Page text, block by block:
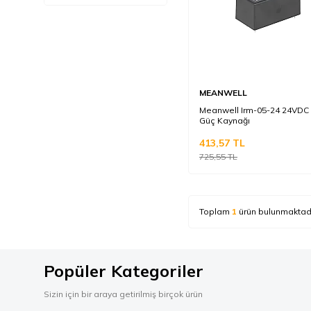
MEANWELL
Meanwell Irm-05-24 24VDC
Güç Kaynağı
725,55TL
413,57 TL
Toplam 1 ürün
Popüler Kategoriler
Sizin için bir araya getirilmiş birçok ürün